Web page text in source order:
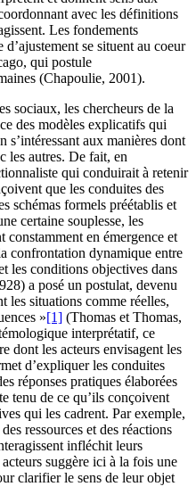
avec les définitions
Les fondements
se situent au coeur
qui postule
(Chapoulie, 2001).
sociaux, les chercheurs de la
des modèles explicatifs qui
s’intéressant aux manières dont
les autres. De fait, en
qui conduirait à retenir
que les conduites des
schémas formels préétablis et
certaine souplesse, les
constamment en émergence et
confrontation dynamique entre
les conditions objectives dans
a posé un postulat, devenu
les situations comme réelles,
»[1] (Thomas et Thomas,
interprétatif, ce
dont les acteurs envisagent les
d’expliquer les conduites
réponses pratiques élaborées
tenu de ce qu’ils conçoivent
qui les cadrent. Par exemple,
ressources et des réactions
infléchit leurs
suggère ici à la fois une
clarifier le sens de leur objet